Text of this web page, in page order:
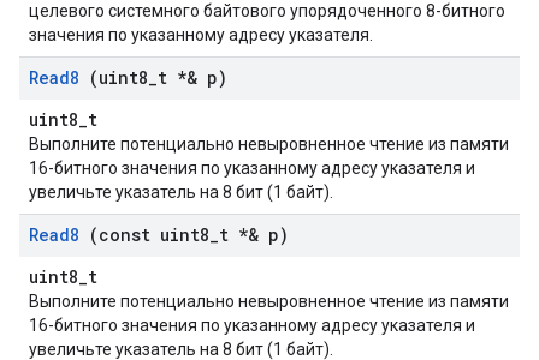
целевого системного байтового упорядоченного 8-битного
значения по указанному адресу указателя.
Read8 (uint8 t *& p)
uint8_t
Выполните потенциально невыровненное чтение из памяти
16-битного значения по указанному адресу указателя и
увеличьте указатель на 8 бит (1 байт).
Read8 (const uint8 t *& p)
uint8_t
Выполните потенциально невыровненное чтение из памяти
16-битного значения по указанному адресу указателя и
увеличьте указатель на 8 бит (1 байт).